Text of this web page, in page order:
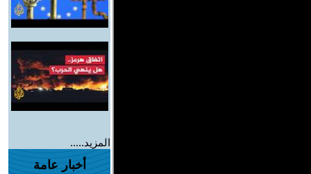
المزيد.....
أخبار عامة